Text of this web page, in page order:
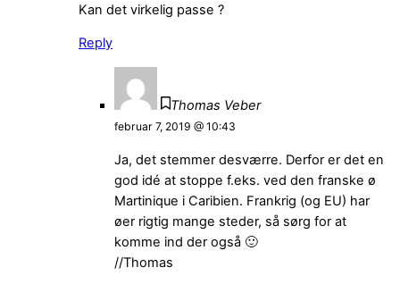
Kan det virkelig passe ?
Reply
Thomas Veber
februar 7, 2019 @ 10:43
Ja, det stemmer desværre. Derfor er det en
god idé at stoppe f.eks. ved den franske ø
Martinique i Caribien. Frankrig (og EU) har
øer rigtig mange steder, så sørg for at
komme ind der også 🙂
//Thomas